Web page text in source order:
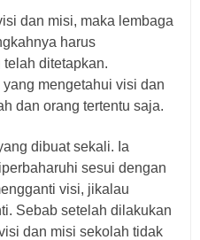
dan misi, maka lembaga
harus
ditetapkan.
mengetahui visi dan
dan orang tertentu saja.
dibuat sekali. Ia
sesui dengan
visi, jikalau
Sebab setelah dilakukan
dan misi sekolah tidak